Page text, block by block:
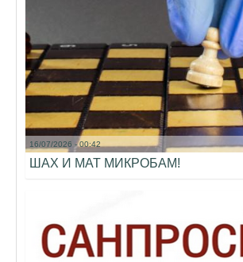
16/07/2026 - 00:42
ШАХ И МАТ МИКРОБАМ!